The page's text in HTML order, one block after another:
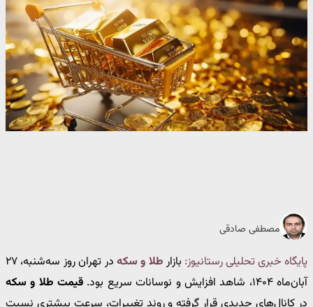
مصطفی صادقی
پایگاه خبری تحلیلی رستانیوز: بازار طلا و سکه
در تهران روز سه‌شنبه، ۲۷
آبان‌ماه ۱۴۰۴، شاهد افزایش و نوسانات سریع بود.
قیمت طلا و سکه